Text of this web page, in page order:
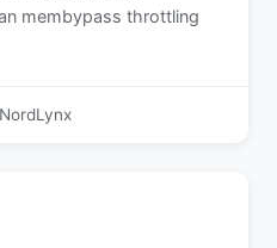
membypass throttling